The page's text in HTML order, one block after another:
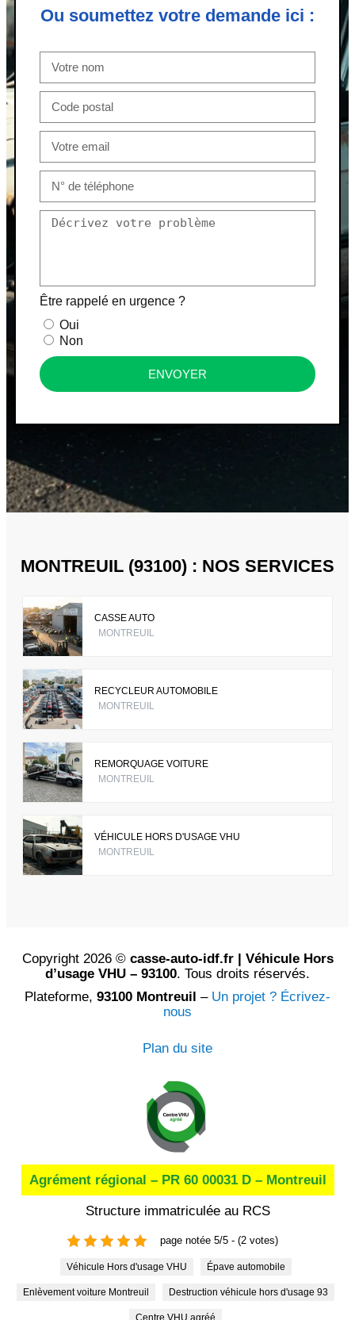
Ou soumettez votre demande ici :
Être rappelé en urgence ?
Oui
Non
ENVOYER
MONTREUIL (93100) : NOS SERVICES
CASSE AUTO
MONTREUIL
RECYCLEUR AUTOMOBILE
MONTREUIL
REMORQUAGE VOITURE
MONTREUIL
VÉHICULE HORS D'USAGE VHU
MONTREUIL
Copyright 2026 © casse-auto-idf.fr | Véhicule Hors
d’usage VHU – 93100. Tous droits réservés.
Plateforme, 93100 Montreuil – Un projet ? Écrivez-
nous
Plan du site
Agrément régional – PR 60 00031 D – Montreuil
Structure immatriculée au RCS
page notée 5/5 - (2 votes)
Véhicule Hors d'usage VHU épave automobile
enlèvement voiture Montreuil destruction véhicule hors d'usage 93
centre VHU agréé